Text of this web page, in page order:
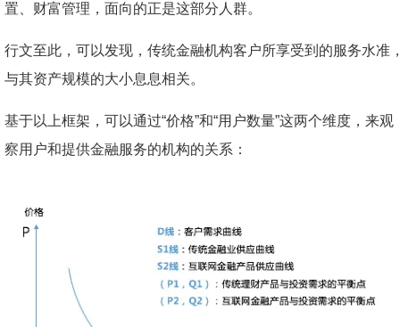
置、财富管理，面向的正是这部分人群。
行文至此，可以发现，传统金融机构客户所享受到的服务水准
与其资产规模的大小息息相关。
基于以上框架，可以通过“价格”和“用户数量”这两个维度，来观
察用户和提供金融服务的机构的关系：